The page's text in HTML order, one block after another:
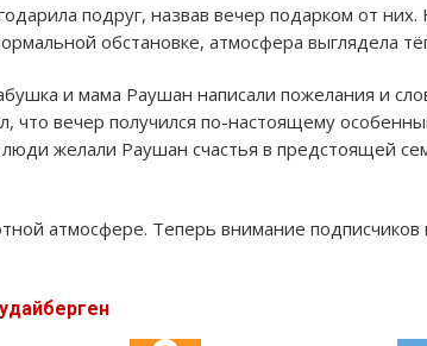
подруг, назвав вечер подарком от
обстановке, атмосфера выглядела
и мама Раушан написали пожелания и
что вечер получился по-настоящему
желали Раушан счастья в предстоящей
атмосфере. Теперь внимание